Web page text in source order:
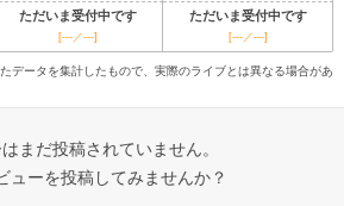
ただいま受付中です ただいま受付中です
[---／---] [---／---]
データを集計したもので、実際のライブとは異なる場合があ
まだ投稿されていません。
ューを投稿してみませんか？